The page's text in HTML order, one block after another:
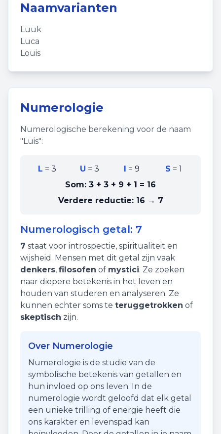
Naamvarianten
Luuk
Luca
Louis
Numerologie
Numerologische berekening voor de naam
"Luis":
L =3 U = 3 I = 9 S =1
Som: 3 + 3 + 9 + 1 = 16
Verdere reductie: 16 → 7
Numerologisch getal: 7
7 staat voor introspectie, spiritualiteit en
wijsheid . Mensen met dit getal zijn vaak
denkers, filosofen of mystici. Ze zoeken
naar diepere betekenis in het leven en
houden van studeren en analyseren. Ze
kunnen echter soms te teruggetrokken of
skeptisch zijn.
Over Numerologie
Numerologie is de studie van de
symbolische betekenis van getallen en
hun invloed op ons leven. In de
numerologie wordt geloofd dat elk getal
een unieke trilling of energie heeft die
ons karakter en levenspad kan